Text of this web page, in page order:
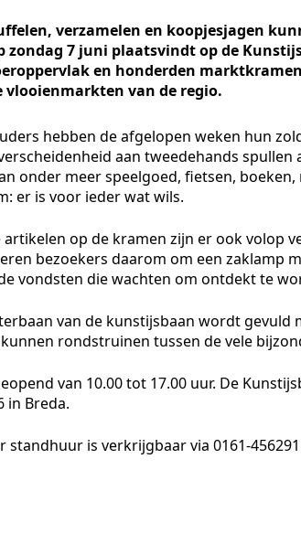
verzamelen en koopjesjagen
7 juni plaatsvindt op de
en honderden
vlooienmarkten van de regio.
hebben de afgelopen weken hun
aan tweedehands spullen
onder meer speelgoed, fietsen,
er is voor ieder wat wils.
artikelen op de kramen zijn er ook volop
bezoekers daarom om een zaklamp
vondsten die wachten om ontdekt te
van de kunstijsbaan wordt
rondstruinen tussen de vele
van 10.00 tot 17.00 uur. De
in Breda.
is verkrijgbaar via 0161-